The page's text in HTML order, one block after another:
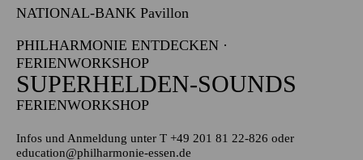
NATIONAL-BANK Pavillon
PHILHARMONIE ENTDECKEN ·
FERIENWORKSHOP
SUPERHELDEN-SOUNDS
FERIENWORKSHOP
Infos und Anmeldung unter T +49 201 81 22-826 oder
education@philharmonie-essen.de